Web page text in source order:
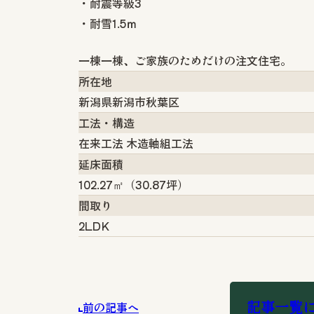
・耐雪1.5ｍ
一棟一棟、ご家族のためだけの注文住宅。
所在地
新潟県新潟市秋葉区
工法・構造
在来工法 木造軸組工法
延床面積
102.27㎡（30.87坪）
間取り
2LDK
前の記事へ 記事一覧